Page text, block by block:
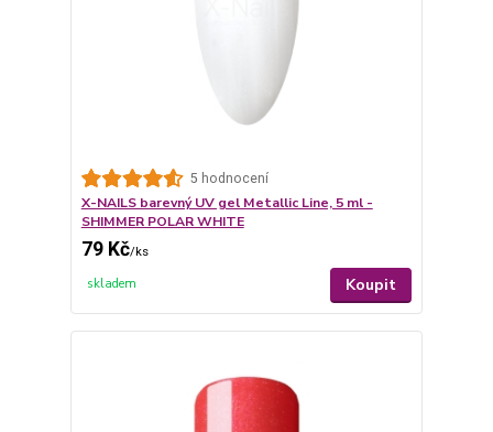
5 hodnocení
X-NAILS barevný UV gel Metallic Line, 5 ml -
SHIMMER POLAR WHITE
79 Kč/ks
skladem Koupit